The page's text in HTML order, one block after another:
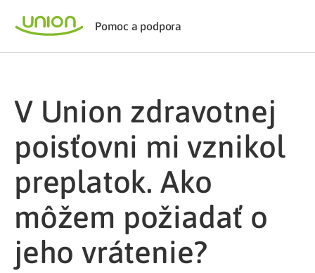
Pomoc a podpora
V Union zdravotnej
poisťovni mi vznikol
preplatok. Ako
môžem požiadať o
jeho vrátenie?